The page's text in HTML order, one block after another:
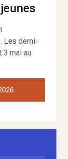
Les demi-
3 mai au